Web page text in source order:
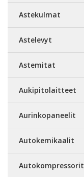
Astekulmat
Astelevyt
Astemitat
Aukipitolaitteet
Aurinkopaneelit
Autokemikaalit
Autokompressorit